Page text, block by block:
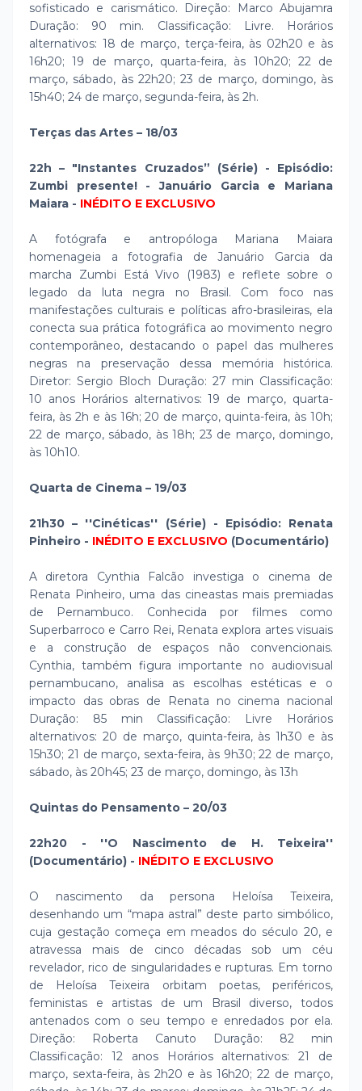
sofisticado e carismático. Direção: Marco Abujamra
Duração: 90 min. Classificação: Livre. Horários
alternativos: 18 de março, terça-feira, às 02h20 e às
16h20; 19 de março, quarta-feira, às 10h20; 22 de
março, sábado, às 22h20; 23 de março, domingo, às
15h40; 24 de março, segunda-feira, às 2h.
Terças das Artes – 18/03
22h – "Instantes Cruzados” (Série) - Episódio:
Zumbi presente! - Januário Garcia e Mariana
Maiara - INÉDITO E EXCLUSIVO
A fotógrafa e antropóloga Mariana Maiara
homenageia a fotografia de Januário Garcia da
marcha Zumbi Está Vivo (1983) e reflete sobre o
legado da luta negra no Brasil. Com foco nas
manifestações culturais e políticas afro-brasileiras, ela
conecta sua prática fotográfica ao movimento negro
contemporâneo, destacando o papel das mulheres
negras na preservação dessa memória histórica.
Diretor: Sergio Bloch Duração: 27 min Classificação:
10 anos Horários alternativos: 19 de março, quarta-
feira, às 2h e às 16h; 20 de março, quinta-feira, às 10h;
22 de março, sábado, às 18h; 23 de março, domingo,
às 10h10.
Quarta de Cinema – 19/03
21h30 – ''Cinéticas'' (Série) - Episódio: Renata
Pinheiro - INÉDITO E EXCLUSIVO (Documentário)
A diretora Cynthia Falcão investiga o cinema de
Renata Pinheiro, uma das cineastas mais premiadas
de Pernambuco. Conhecida por filmes como
Superbarroco e Carro Rei, Renata explora artes visuais
e a construção de espaços não convencionais.
Cynthia, também figura importante no audiovisual
pernambucano, analisa as escolhas estéticas e o
impacto das obras de Renata no cinema nacional
Duração: 85 min Classificação: Livre Horários
alternativos: 20 de março, quinta-feira, às 1h30 e às
15h30; 21 de março, sexta-feira, às 9h30; 22 de março,
sábado, às 20h45; 23 de março, domingo, às 13h
Quintas do Pensamento – 20/03
22h20 - ''O Nascimento de H. Teixeira''
(Documentário) - INÉDITO E EXCLUSIVO
O nascimento da persona Heloísa Teixeira,
desenhando um “mapa astral” deste parto simbólico,
cuja gestação começa em meados do século 20, e
atravessa mais de cinco décadas sob um céu
revelador, rico de singularidades e rupturas. Em torno
de Heloísa Teixeira orbitam poetas, periféricos,
feministas e artistas de um Brasil diverso, todos
antenados com o seu tempo e enredados por ela.
Direção: Roberta Canuto Duração: 82 min
Classificação: 12 anos Horários alternativos: 21 de
março, sexta-feira, às 2h20 e às 16h20; 22 de março,